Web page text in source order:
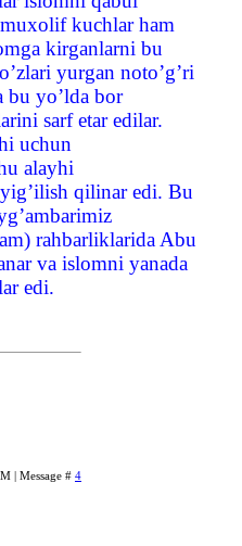
kuchlar ham
kirganlarni bu
yurgan noto’g’ri
bu yo’lda bor
sarf etar edilar.
uchun
alayhi
qilinar edi. Bu
rahbarliklarida Abu
va islomni yanada
edi.
| Message # 4